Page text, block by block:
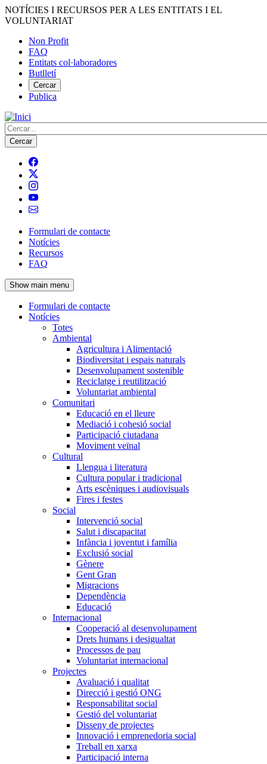
Vés
al
NOTÍCIES I RECURSOS PER A LES ENTITATS I EL
VOLUNTARIAT
Menú
del
compte
d'usuari
Non Profit
FAQ
Entitats col·laboradores
Butlletí
Cercar
Publica
Cerca
Navegació
principal
de
l'encapçalament
Formulari de contacte
Notícies
Recursos
FAQ
Show main menu
Navegació
principal
Formulari de contacte
Notícies
Totes
Ambiental
Agricultura i Alimentació
Biodiversitat i espais naturals
Desenvolupament sostenible
Reciclatge i reutilització
Voluntariat ambiental
Comunitari
Educació en el lleure
Mediació i cohesió social
Participació ciutadana
Moviment veïnal
Cultural
Llengua i literatura
Cultura popular i tradicional
Arts escèniques i audiovisuals
Fires i festes
Social
Intervenció social
Salut i discapacitat
Infància i joventut i família
Exclusió social
Gènere
Gent Gran
Migracions
Dependència
Educació
Internacional
Cooperació al desenvolupament
Drets humans i desigualtat
Processos de pau
Voluntariat internacional
Projectes
Avaluació i qualitat
Direcció i gestió ONG
Responsabilitat social
Gestió del voluntariat
Disseny de projectes
Innovació i emprenedoria social
Treball en xarxa
Participació interna